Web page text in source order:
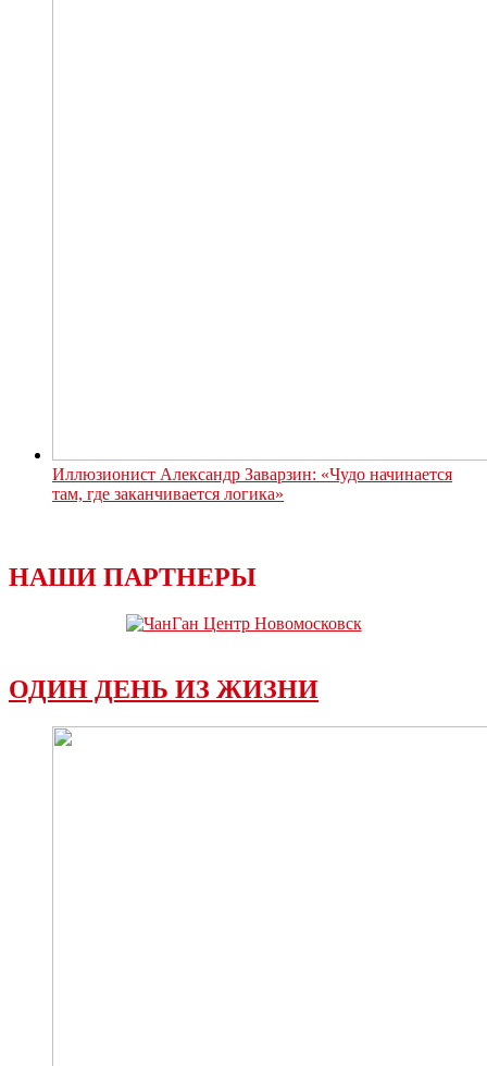
Иллюзионист Александр Заварзин: «Чудо начинается
там, где заканчивается логика»
НАШИ ПАРТНЕРЫ
ОДИН ДЕНЬ ИЗ ЖИЗНИ